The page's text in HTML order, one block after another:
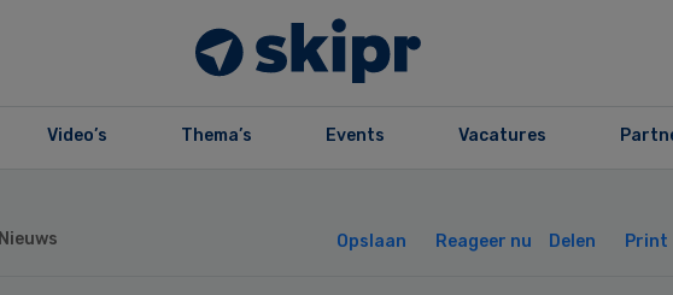
Video’s Thema’s Events Vacatures
Nieuws Opslaan Reageer nu Delen Print